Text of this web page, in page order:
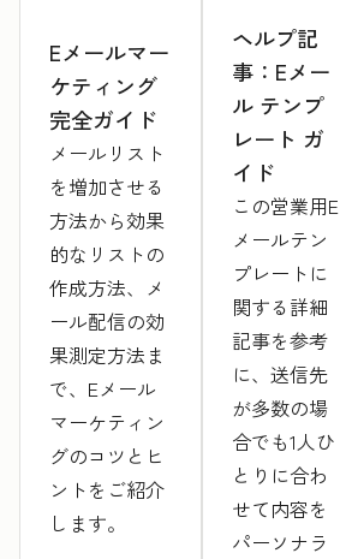
Eメールマー
ケティング
完全ガイド
メールリスト
を増加させる
方法から効果
的なリストの
作成方法、メ
ール配信の効
果測定方法ま
で、Eメール
マーケティン
グのコツとヒ
ントをご紹介
します。
ヘルプ記
事：Eメー
ル テンプ
レート ガ
イド
この営業用E
メールテン
プレートに
関する詳細
記事を参考
に、送信先
が多数の場
合でも1人ひ
とりに合わ
せて内容を
パーソナラ